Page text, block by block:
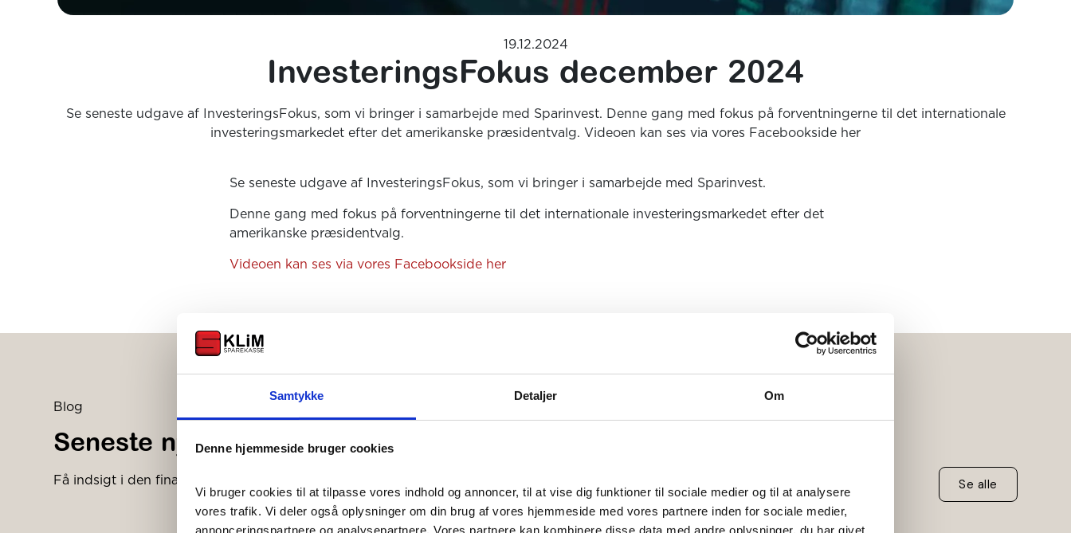
Samtykke Detaljer Om
Denne hjemmeside bruger cookies
Vi bruger cookies til at tilpasse vores indhold og annoncer, til at vise dig funktioner til sociale medier og til at analysere
vores trafik. Vi deler også oplysninger om din brug af vores hjemmeside med vores partnere inden for sociale medier,
19.12.2024
InvesteringsFokus december 2024
Se seneste udgave af InvesteringsFokus, som vi bringer i samarbejde med Sparinvest. Denne gang med fokus på forventningerne til det internationale
investeringsmarkedet efter det amerikanske præsidentvalg. Videoen kan ses via vores Facebookside her
Se seneste udgave af InvesteringsFokus, som vi bringer i samarbejde med Sparinvest.
Denne gang med fokus på forventningerne til det internationale investeringsmarkedet efter det
amerikanske præsidentvalg.
Videoen kan ses via vores Facebookside her
Blog
Seneste nyheder og tips
Få indsigt i den finansielle sektor Se alle